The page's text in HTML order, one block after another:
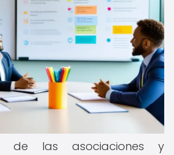
de las asociaciones y